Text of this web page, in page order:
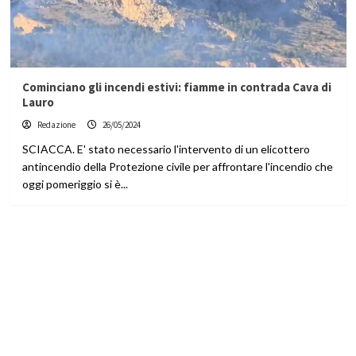
Cominciano gli incendi estivi: fiamme in contrada Cava di
Lauro
Redazione 26/05/2024
SCIACCA. E' stato necessario l'intervento di un elicottero
antincendio della Protezione civile per affrontare l'incendio che
oggi pomeriggio si è...